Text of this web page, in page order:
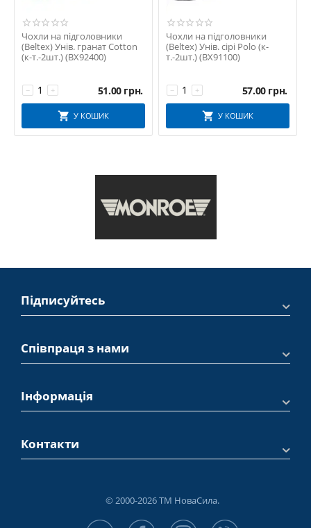
Чохли на підголовники
(Beltex) Унів. гранат Cotton
(к-т.-2шт.) (BX92400)
+
− 51.00 грн.
У КОШИК
Чохли на підголовники
(Beltex) Унів. сірі Polo (к-
т.-2шт.) (BX91100)
+
− 57.00 грн.
У КОШИК
Підписуйтесь
Співпраця з нами
Інформація
Контакти
© 2000-2026 ТМ НоваСила.